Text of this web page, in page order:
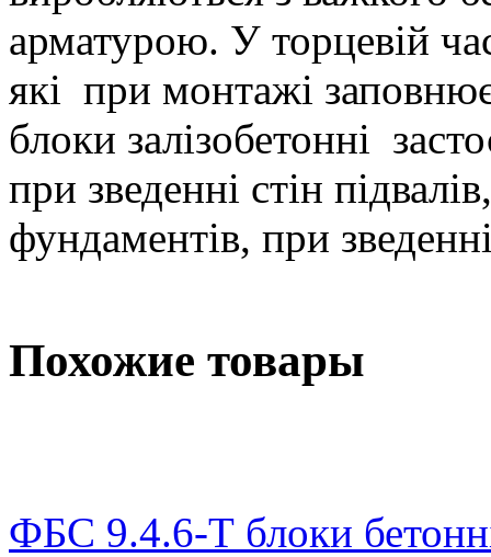
арматурою. У торцевій
які при монтажі
блоки залізобетонні
при зведенні стін
фундаментів, при
Похожие товары
ФБС 9.4.6-Т блоки